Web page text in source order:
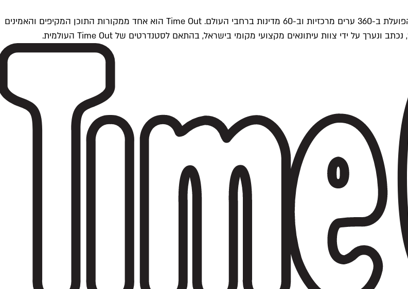
Time Outתל אביב הוא חלק מרשת Time Out Global — רשת מדיה בינלאומית הפועלת ב-360 ערים מרכזיות וב-60 מדינות ברחבי העולם. Time Out הוא אחד ממקורות התוכן המקיפים והאמינים